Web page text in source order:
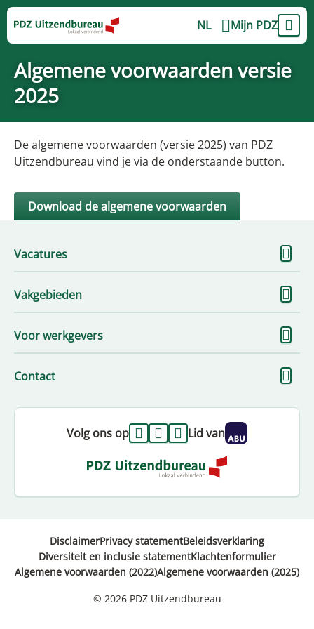
NL Mijn PDZ
Algemene voorwaarden versie
2025
De algemene voorwaarden (versie 2025) van PDZ
Uitzendbureau vind je via de onderstaande button.
Download de algemene voorwaarden
Vacatures
Vakgebieden
Voor werkgevers
Contact
Volg ons op Lid van
DisclaimerPrivacy statementBeleidsverklaring
Diversiteit en inclusie statementKlachtenformulier
Algemene voorwaarden (2022)Algemene voorwaarden (2025)
© 2026 PDZ Uitzendbureau